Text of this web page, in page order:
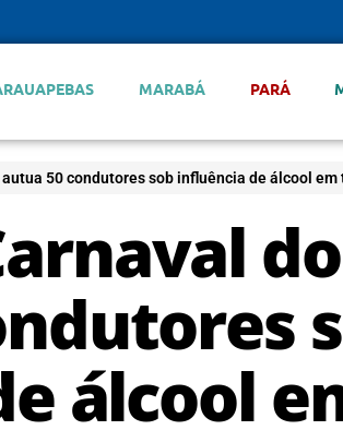
MARABÁ PARÁ
50 condutores sob influência de álcool em
álcool